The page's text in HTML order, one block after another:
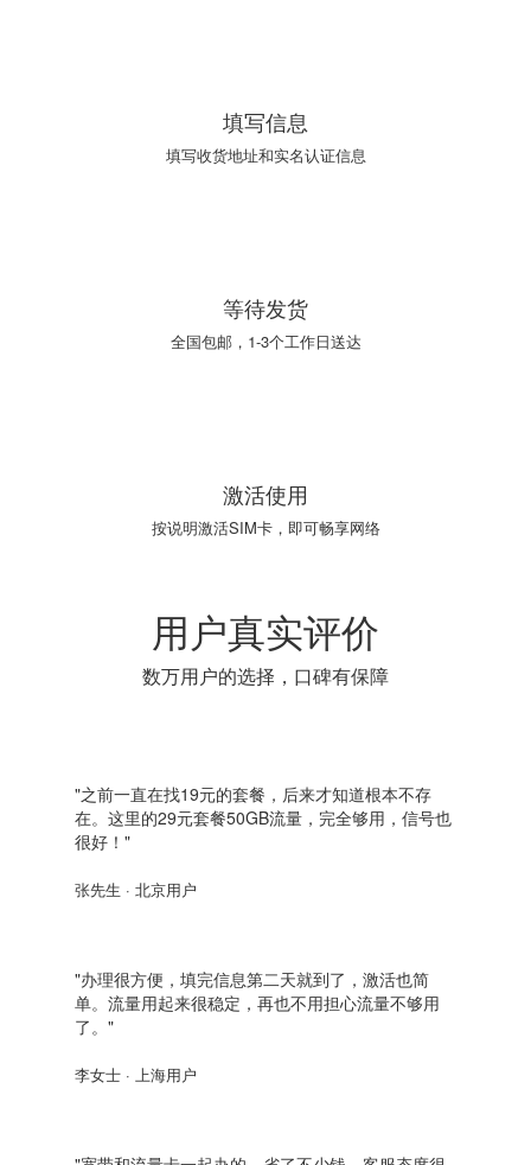
填写信息
填写收货地址和实名认证信息
等待发货
全国包邮，1-3个工作日送达
激活使用
按说明激活SIM卡，即可畅享网络
用户真实评价
数万用户的选择，口碑有保障
"之前一直在找19元的套餐，后来才知道根本不存
在。这里的29元套餐50GB流量，完全够用，信号也
很好！"
张先生 · 北京用户
"办理很方便，填完信息第二天就到了，激活也简
单。流量用起来很稳定，再也不用担心流量不够用
了。"
李女士 · 上海用户